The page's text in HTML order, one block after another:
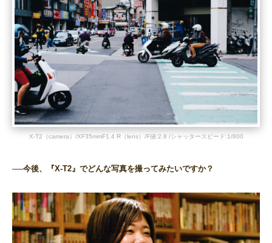
X-T2（camera）/XF35mmF1.4 R（lens）/F値:2.8 /シャッタースピード:1/800
──今後、『X-T2』でどんな写真を撮ってみたいですか？